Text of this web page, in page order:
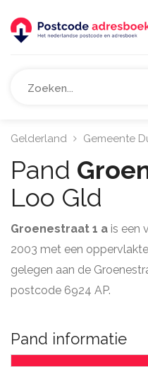
Gelderland Gemeente
Pand
Loo Gld
Groenestraat 1 a is een
2003 met een
gelegen aan de
postcode 6924 AP.
Pand informatie